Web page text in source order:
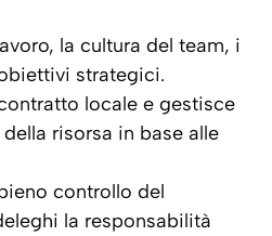
la cultura del team, i
strategici.
locale e gestisce
risorsa in base alle
controllo del
la responsabilità